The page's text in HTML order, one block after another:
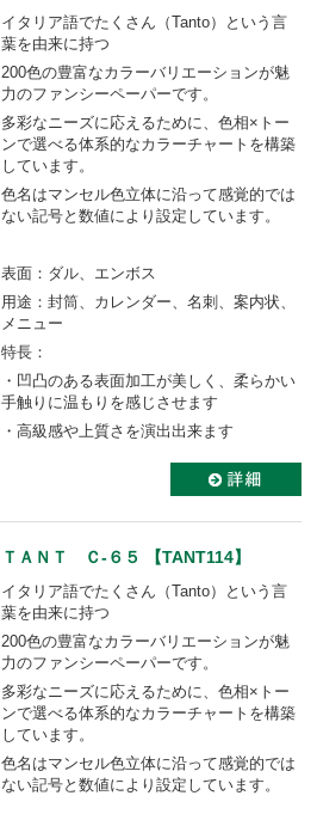
イタリア語でたくさん（Tanto）という言
葉を由来に持つ
200色の豊富なカラーバリエーションが魅
力のファンシーペーパーです。
多彩なニーズに応えるために、色相×トー
ンで選べる体系的なカラーチャートを構築
しています。
色名はマンセル色立体に沿って感覚的では
ない記号と数値により設定しています。
表面：ダル、エンボス
用途：封筒、カレンダー、名刺、案内状、
メニュー
特長：
・凹凸のある表面加工が美しく、柔らかい
手触りに温もりを感じさせます
・高級感や上質さを演出出来ます
ＴＡＮＴ Ｃ-６５ 【TANT114】
イタリア語でたくさん（Tanto）という言
葉を由来に持つ
200色の豊富なカラーバリエーションが魅
力のファンシーペーパーです。
多彩なニーズに応えるために、色相×トー
ンで選べる体系的なカラーチャートを構築
しています。
色名はマンセル色立体に沿って感覚的では
ない記号と数値により設定しています。